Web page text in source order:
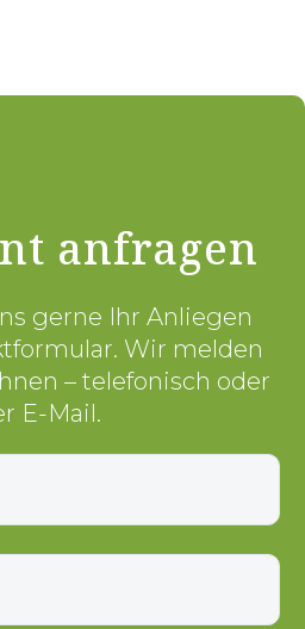
anfragen
gerne Ihr Anliegen
Wir melden
– telefonisch oder
E-Mail.